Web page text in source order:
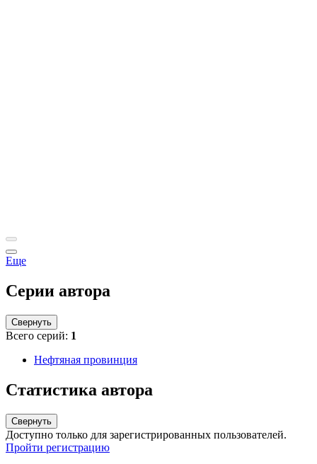
Еще
Серии автора
Свернуть
Всего серий: 1
Нефтяная провинция
Статистика автора
Свернуть
Доступно только для зарегистрированных пользователей.
Пройти регистрацию